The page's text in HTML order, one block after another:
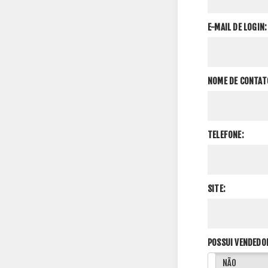
E-MAIL DE LOGIN:
NOME DE
TELEFONE:
SITE:
POSSUI
NÃO